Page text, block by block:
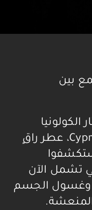
بين
الكولونيا
المركزة Cypress & Grapevine، عطر راقٍ
تشمل الآن
وغسول الجسم
المنعشة.